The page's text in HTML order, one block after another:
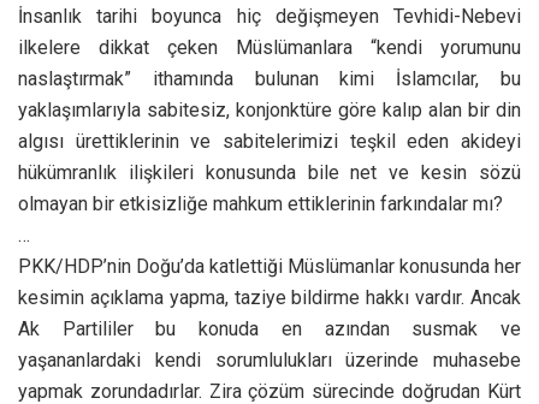
İnsanlık tarihi boyunca hiç değişmeyen Tevhidi-Nebevi
ilkelere dikkat çeken Müslümanlara “kendi yorumunu
naslaştırmak” ithamında bulunan kimi İslamcılar, bu
yaklaşımlarıyla sabitesiz, konjonktüre göre kalıp alan bir din
algısı ürettiklerinin ve sabitelerimizi teşkil eden akideyi
hükümranlık ilişkileri konusunda bile net ve kesin sözü
olmayan bir etkisizliğe mahkum ettiklerinin farkındalar mı?
…
PKK/HDP’nin Doğu’da katlettiği Müslümanlar konusunda her
kesimin açıklama yapma, taziye bildirme hakkı vardır. Ancak
Ak Partililer bu konuda en azından susmak ve
yaşananlardaki kendi sorumlulukları üzerinde muhasebe
yapmak zorundadırlar. Zira çözüm sürecinde doğrudan Kürt